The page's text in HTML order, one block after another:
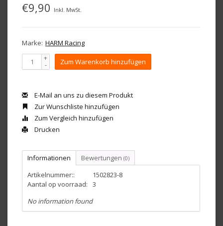
€9,90 Inkl. MwSt.
Marke: HARM Racing
+
- Zum Warenkorb hinzufügen
E-Mail an uns zu diesem Produkt
Zur Wunschliste hinzufügen
Zum Vergleich hinzufügen
Drucken
Informationen Bewertungen (0)
Artikelnummer::
1502823-8
Aantal op voorraad:
3
No information found